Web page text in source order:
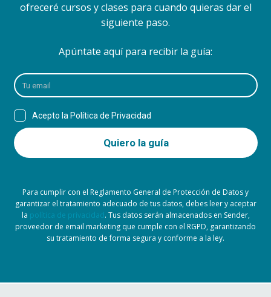
ofreceré cursos y clases para cuando quieras dar el
siguiente paso.
Apúntate aquí para recibir la guía:
Para cumplir con el Reglamento General de Protección de Datos y
garantizar el tratamiento adecuado de tus datos, debes leer y aceptar
la política de privacidad. Tus datos serán almacenados en Sender,
proveedor de email marketing que cumple con el RGPD, garantizando
su tratamiento de forma segura y conforme a la ley.